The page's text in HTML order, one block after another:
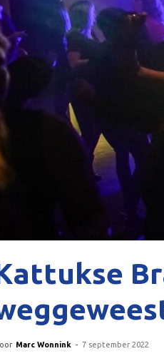
Marc Wonnink - 7 september 2022